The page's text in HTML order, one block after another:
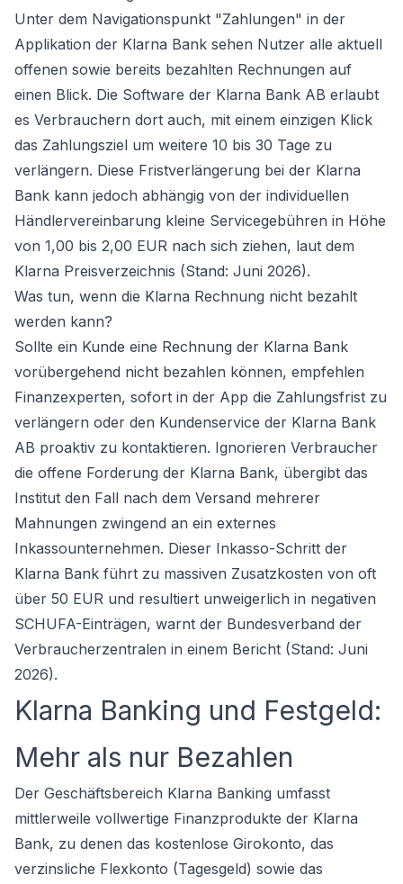
Unter dem Navigationspunkt "Zahlungen" in der
Applikation der Klarna Bank sehen Nutzer alle aktuell
offenen sowie bereits bezahlten Rechnungen auf
einen Blick. Die Software der Klarna Bank AB erlaubt
es Verbrauchern dort auch, mit einem einzigen Klick
das Zahlungsziel um weitere 10 bis 30 Tage zu
verlängern. Diese Fristverlängerung bei der Klarna
Bank kann jedoch abhängig von der individuellen
Händlervereinbarung kleine Servicegebühren in Höhe
von 1,00 bis 2,00 EUR nach sich ziehen, laut dem
Klarna Preisverzeichnis (Stand: Juni 2026).
Was tun, wenn die Klarna Rechnung nicht bezahlt
werden kann?
Sollte ein Kunde eine Rechnung der Klarna Bank
vorübergehend nicht bezahlen können, empfehlen
Finanzexperten, sofort in der App die Zahlungsfrist zu
verlängern oder den Kundenservice der Klarna Bank
AB proaktiv zu kontaktieren. Ignorieren Verbraucher
die offene Forderung der Klarna Bank, übergibt das
Institut den Fall nach dem Versand mehrerer
Mahnungen zwingend an ein externes
Inkassounternehmen. Dieser Inkasso-Schritt der
Klarna Bank führt zu massiven Zusatzkosten von oft
über 50 EUR und resultiert unweigerlich in negativen
SCHUFA-Einträgen, warnt der Bundesverband der
Verbraucherzentralen in einem Bericht (Stand: Juni
2026).
Klarna Banking und Festgeld:
Mehr als nur Bezahlen
Der Geschäftsbereich Klarna Banking umfasst
mittlerweile vollwertige Finanzprodukte der Klarna
Bank, zu denen das kostenlose Girokonto, das
verzinsliche Flexkonto (Tagesgeld) sowie das